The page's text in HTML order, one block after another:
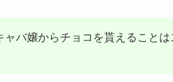
バ嬢からチョコを貰えること